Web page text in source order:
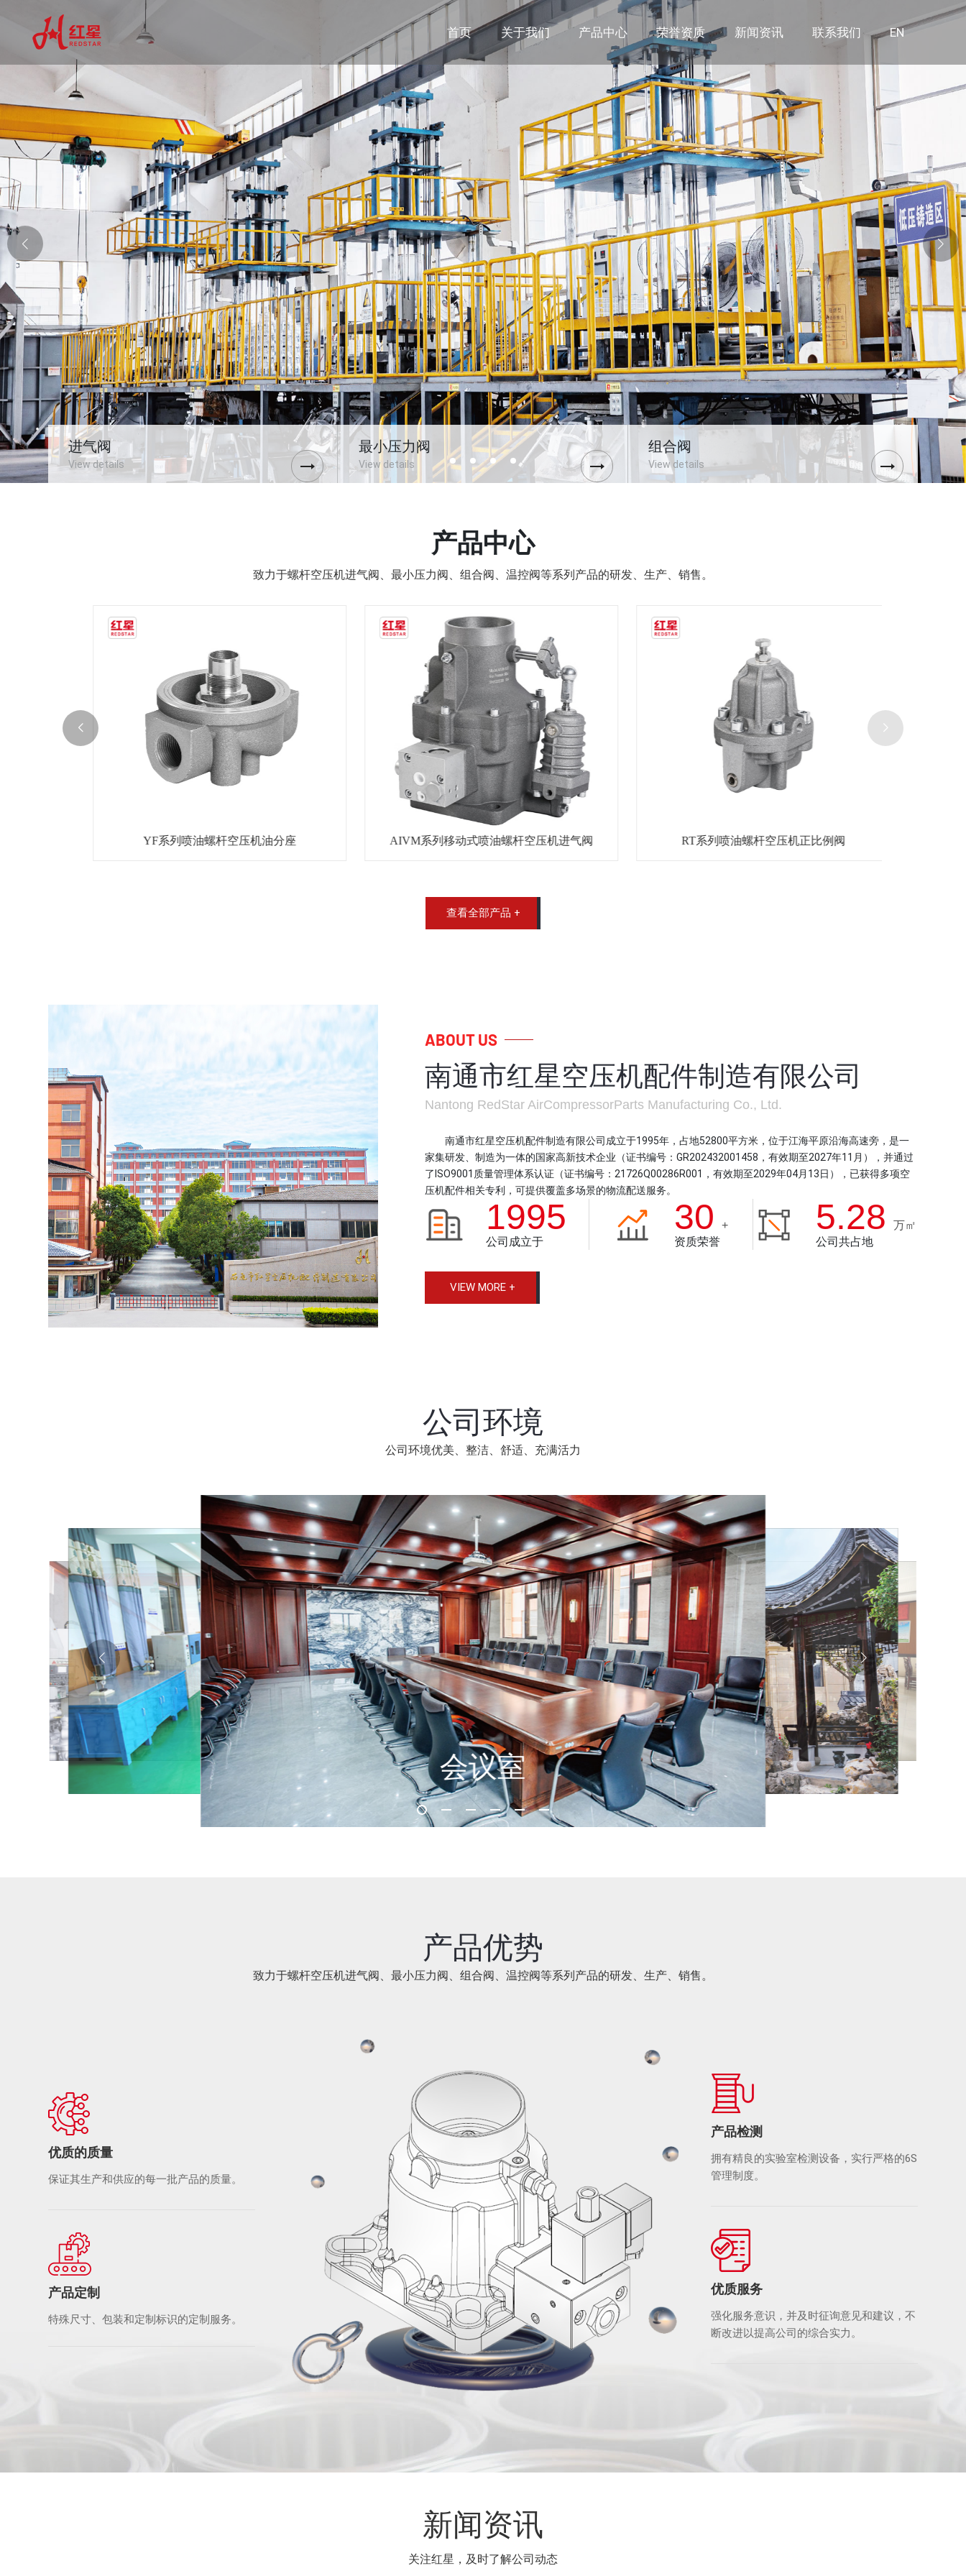
首页 关于我们 产品中心 荣誉资质 新闻资讯 联系我们 EN
以质量打造品牌
生产螺杆空压机进气阀、最小压力阀、组合阀、温控阀等系列产品
了解更多 →
进气阀
View details
最小压力阀
View details
组合阀
View details
产品中心
致力于螺杆空压机进气阀、最小压力阀、组合阀、温控阀等系列产品的研发、生产、销售。
YF系列喷油螺杆空压机油分座 AIVM系列移动式喷油螺杆空压机进气阀 RT系列喷油螺杆空压机正比例阀
查看全部产品 +
ABOUT US
南通市红星空压机配件制造有限公司
Nantong RedStar AirCompressorParts Manufacturing Co., Ltd.
南通市红星空压机配件制造有限公司成立于1995年，占地52800平方米，位于江海平原沿海高速旁，是一
家集研发、制造为一体的国家高新技术企业（证书编号：GR202432001458，有效期至2027年11月），并通过
了ISO9001质量管理体系认证（证书编号：21726Q00286R001，有效期至2029年04月13日），已获得多项空
压机配件相关专利，可提供覆盖多场景的物流配送服务。
1995
公司成立于
30 +
资质荣誉
5.28 万㎡
公司共占地
VIEW MORE +
公司环境
公司环境优美、整洁、舒适、充满活力
公司食堂
生产车间
测试实验室
会议室
公司内景
公司食堂
生产车间
产品优势
致力于螺杆空压机进气阀、最小压力阀、组合阀、温控阀等系列产品的研发、生产、销售。
优质的质量
保证其生产和供应的每一批产品的质量。
产品定制
特殊尺寸、包装和定制标识的定制服务。
产品检测
拥有精良的实验室检测设备，实行严格的6S
管理制度。
优质服务
强化服务意识，并及时征询意见和建议，不
断改进以提高公司的综合实力。
新闻资讯
关注红星，及时了解公司动态